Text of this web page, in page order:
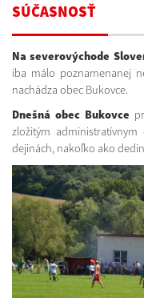
SÚČASNOSŤ
Na severovýchode
iba málo poznamenanej
nachádza obec Bukovce.
Dnešná obec Bukovce
zložitým
dejinách, nakoľko ako